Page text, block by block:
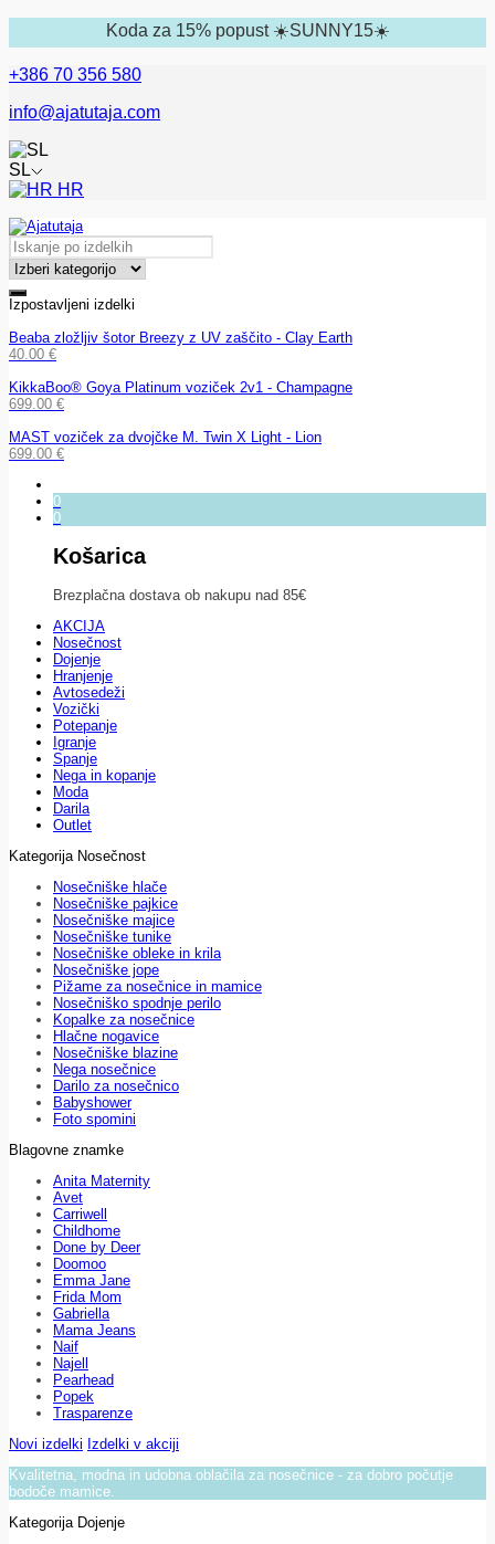
Koda za 15% popust ☀️SUNNY15☀️
+386 70 356 580
info@ajatutaja.com
SL
HR
Izpostavljeni izdelki
Beaba zložljiv šotor Breezy z UV zaščito - Clay Earth
40.00 €
KikkaBoo® Goya Platinum voziček 2v1 - Champagne
699.00 €
MAST voziček za dvojčke M. Twin X Light - Lion
699.00 €
0
0
Košarica
Brezplačna dostava ob nakupu nad 85€
AKCIJA
Nosečnost
Dojenje
Hranjenje
Avtosedeži
Vozički
Potepanje
Igranje
Spanje
Nega in kopanje
Moda
Darila
Outlet
Kategorija Nosečnost
Nosečniške hlače
Nosečniške pajkice
Nosečniške majice
Nosečniške tunike
Nosečniške obleke in krila
Nosečniške jope
Pižame za nosečnice in mamice
Nosečniško spodnje perilo
Kopalke za nosečnice
Hlačne nogavice
Nosečniške blazine
Nega nosečnice
Darilo za nosečnico
Babyshower
Foto spomini
Blagovne znamke
Anita Maternity
Avet
Carriwell
Childhome
Done by Deer
Doomoo
Emma Jane
Frida Mom
Gabriella
Mama Jeans
Naif
Najell
Pearhead
Popek
Trasparenze
Novi izdelki Izdelki v akciji
Kvalitetna, modna in udobna oblačila za nosečnice - za dobro počutje
bodoče mamice.
Kategorija Dojenje